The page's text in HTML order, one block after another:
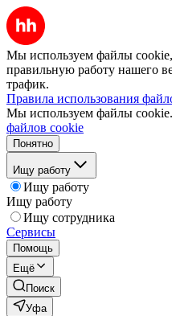
Мы используем файлы
правильную работу нашего
трафик.
Правила использования
Мы используем файлы cookie.
файлов cookie
Понятно
Ищу работу
Ищу работу
Ищу работу
Ищу сотрудника
Сервисы
Помощь
Ещё
Поиск
Уфа